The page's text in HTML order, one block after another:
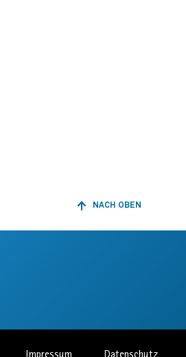
NACH OBEN
ZURÜCK
ANFANG
Impressum Datenschutz